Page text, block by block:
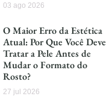
03 ago 2026
O Maior Erro da Estética
Atual: Por Que Você Deve
Tratar a Pele Antes de
Mudar o Formato do
Rosto?
27 jul 2026